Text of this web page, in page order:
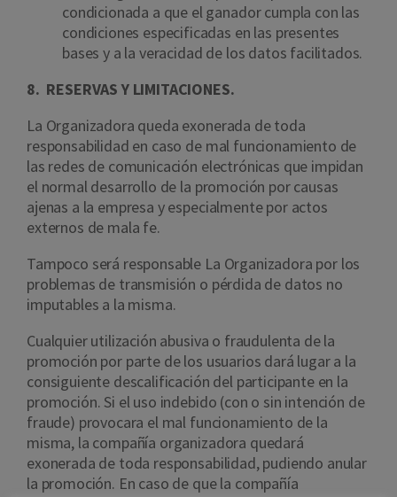
condicionada a que el ganador cumpla con las
condiciones especificadas en las presentes
bases y a la veracidad de los datos facilitados.
8. RESERVAS Y LIMITACIONES.
La Organizadora queda exonerada de toda
responsabilidad en caso de mal funcionamiento de
las redes de comunicación electrónicas que impidan
el normal desarrollo de la promoción por causas
ajenas a la empresa y especialmente por actos
externos de mala fe.
Tampoco será responsable La Organizadora por los
problemas de transmisión o pérdida de datos no
imputables a la misma.
Cualquier utilización abusiva o fraudulenta de la
promoción por parte de los usuarios dará lugar a la
consiguiente descalificación del participante en la
promoción. Si el uso indebido (con o sin intención de
fraude) provocara el mal funcionamiento de la
misma, la compañía organizadora quedará
exonerada de toda responsabilidad, pudiendo anular
la promoción. En caso de que la compañía